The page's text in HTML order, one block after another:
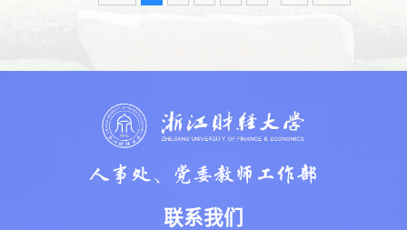
联系我们